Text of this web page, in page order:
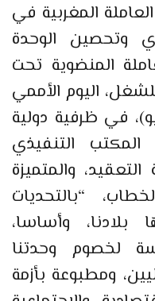
المغربية في
وتحصين الوحدة
المنضوية تحت
اليوم الأممي
في ظرفية دولية
التنفيذي
والمتميزة
“بالتحديات
بلادنا، وأساسا،
لخصوم وحدتنا
ومطبوعة بأزمة